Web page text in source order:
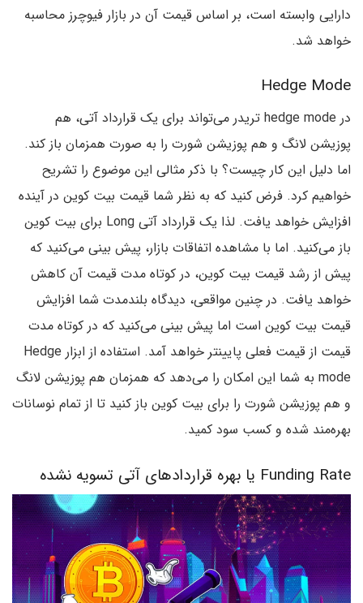
دارایی وابسته است، بر اساس قیمت آن در بازار فیوچرز محاسبه
خواهد شد.
Hedge Mode
در hedge mode تریدر می‌تواند برای یک قرارداد آتی، هم
پوزیشن لانگ و هم پوزیشن شورت را به صورت همزمان باز کند.
اما دلیل این کار چیست؟ با ذکر مثالی این موضوع را تشریح
خواهیم کرد. فرض کنید که به نظر شما قیمت بیت کوین در آینده
افزایش خواهد یافت. لذا یک قرارداد آتی Long برای بیت کوین
باز می‌کنید. اما با مشاهده اتفاقات بازار، پیش بینی می‌کنید که
پیش از رشد قیمت بیت کوین، در کوتاه مدت قیمت آن کاهش
خواهد یافت. در چنین مواقعی، دیدگاه بلندمدت شما افزایش
قیمت بیت کوین است اما پیش بینی می‌کنید که در کوتاه مدت
قیمت از قیمت فعلی پایینتر خواهد آمد. استفاده از ابزار Hedge
mode به شما این امکان را می‌دهد که همزمان هم پوزیشن لانگ
و هم پوزیشن شورت را برای بیت کوین باز کنید تا از تمام نوسانات
بهره‌مند شده و کسب سود کمید.
Funding Rate یا بهره قراردادهای آتی تسویه نشده